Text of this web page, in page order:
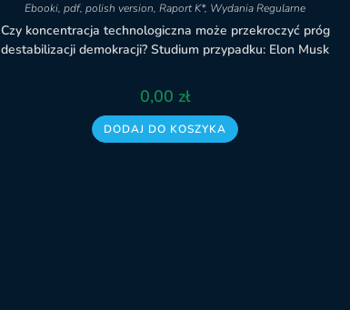
Ebooki,pdf,polish version,Raport K*, Wydania Regularne
Czy koncentracja technologiczna może przekroczyć próg
destabilizacji demokracji? Studium przypadku: Elon Musk
0,00 zł
DODAJ DO KOSZYKA